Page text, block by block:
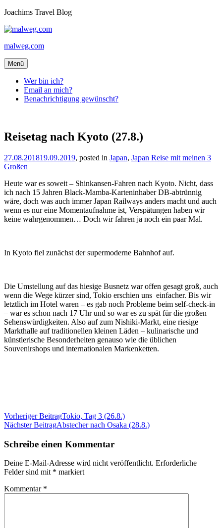
Zum
springen
Joachims Travel Blog
malweg.com
Menü
Wer bin ich?
Email an mich?
Benachrichtigung gewünscht?
Reisetag nach Kyoto (27.8.)
27.08.201819.09.2019von
, posted in Japan, Japan Reise mit meinen 3
Großen
Heute war es soweit – Shinkansen-Fahren nach Kyoto. Nicht, dass
ich nach 15 Jahren Black-Mamba-Karteninhaber DB-abtrünnig
wäre, doch was auch immer Japan Railways anders macht und auch
wenn es nur eine Momentaufnahme ist, Verspätungen haben wir
keine wahrgenommen… Doch wir fahren ja noch ein paar Mal.
In Kyoto fiel zunächst der supermoderne Bahnhof auf.
Die Umstellung auf das hiesige Busnetz war offen gesagt groß, auch
wenn die Wege kürzer sind, Tokio erschien uns einfacher. Bis wir
letztlich im Hotel waren – es gab noch Probleme beim self-check-in
– war es schon nach 17 Uhr und so war es zu spät für die großen
Sehenswürdigkeiten. Also auf zum Nishiki-Markt, eine riesige
Markthalle auf traditionellen kleinen Läden – kulinarische und
künstlerische Besonderheiten genauso wie die üblichen
Souvenirshops und internationalen Markenketten.
Beitragsnavigation
Vorheriger BeitragTokio, Tag 3 (26.8.)
Nächster BeitragAbstecher nach Osaka (28.8.)
Schreibe einen Kommentar
Deine E-Mail-Adresse wird nicht veröffentlicht. Erforderliche
Felder sind mit * markiert
Kommentar *